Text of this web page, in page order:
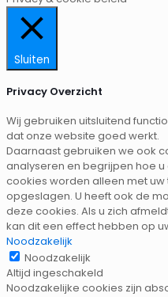
Sluiten
Privacy Overzicht
Wij gebruiken uitsluitend
dat onze website goed werkt.
Daarnaast gebruiken we ook
analyseren en begrijpen hoe
cookies worden alleen met
opgeslagen. U heeft ook de
deze cookies. Als u zich
kan dit een effect hebben op
Noodzakelijk
Noodzakelijk
Altijd ingeschakeld
Noodzakelijke cookies zijn